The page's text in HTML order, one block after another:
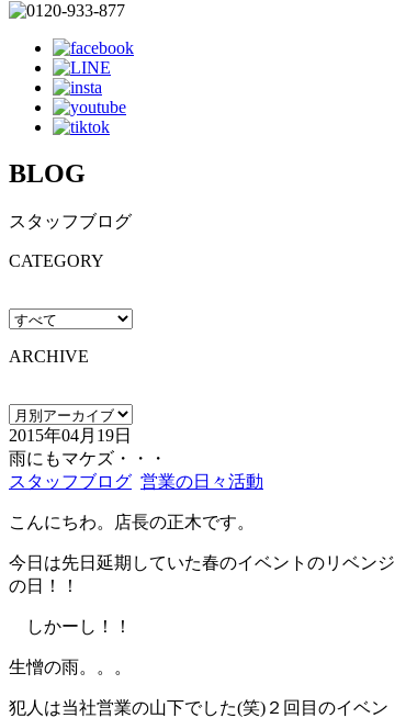
BLOG
スタッフブログ
CATEGORY
ARCHIVE
2015年04月19日
雨にもマケズ・・・
スタッフブログ 営業の日々活動
こんにちわ。店長の正木です。
今日は先日延期していた春のイベントのリベンジ
の日！！
しかーし！！
生憎の雨。。。
犯人は当社営業の山下でした(笑)２回目のイベン